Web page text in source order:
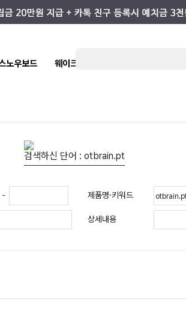
노우보드 웨이크/서핑
검색하신 단어 : otbrain.pt
- 제품명·키워드
상세내용